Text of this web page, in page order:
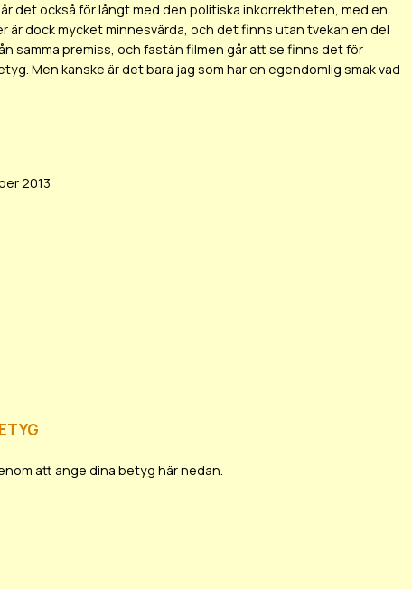
det också för långt med den politiska inkorrektheten, med en
är dock mycket minnesvärda, och det finns utan tvekan en del
samma premiss, och fastän filmen går att se finns det för
Men kanske är det bara jag som har en egendomlig smak vad
2013
att ange dina betyg här nedan.